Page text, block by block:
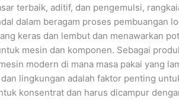
terbaik, aditif, dan pengemulsi,
dalam beragam proses pembuangan
keras dan lembut dan menawarkan
mesin dan komponen. Sebagai
modern di mana masa pakai yang
lingkungan adalah faktor penting
konsentrat dan harus dicampur